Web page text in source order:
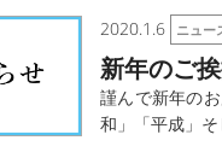
2020.1.6 ニュー
新年のご
謹んで新年の
和」「平成」